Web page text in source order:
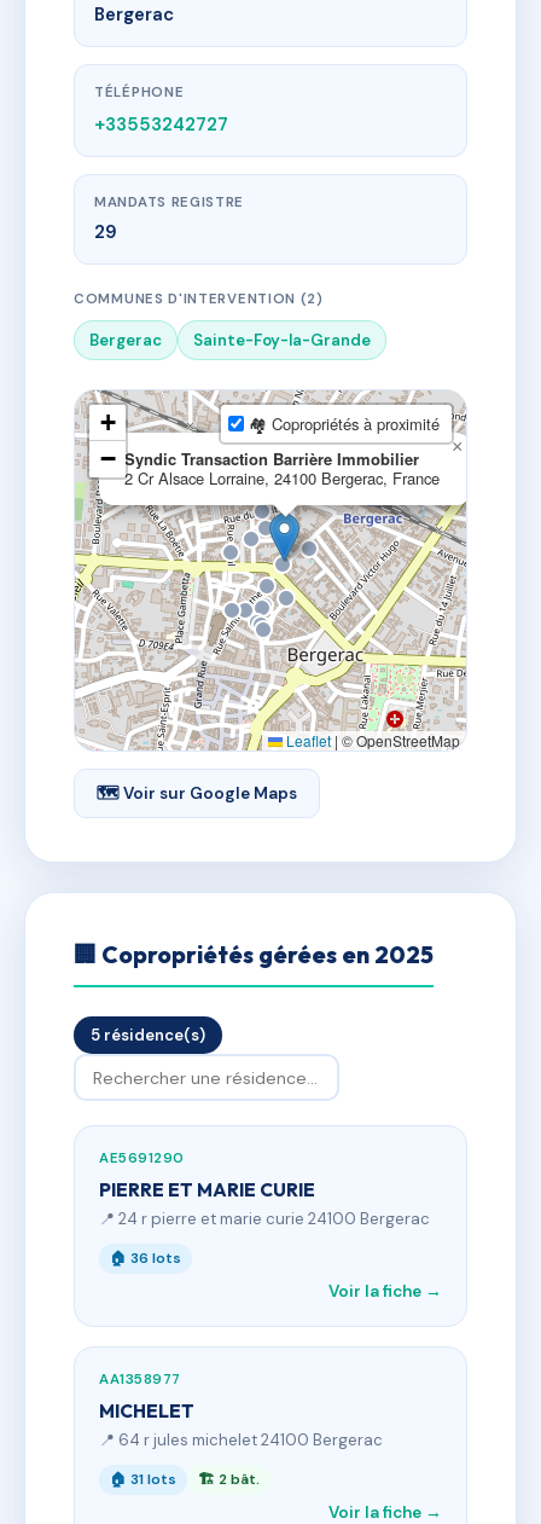
Bergerac
TÉLÉPHONE
+33553242727
MANDATS REGISTRE
29
COMMUNES D'INTERVENTION (2)
Bergerac Sainte-Foy-la-Grande
Syndic Transaction Barrière Immobilier
2 Cr Alsace Lorraine, 24100 Bergerac, France
×
+
−
🏘 Copropriétés à proximité
Leaflet | © OpenStreetMap
🗺 Voir sur Google Maps
🏢 Copropriétés gérées en 2025
5 résidence(s)
AE5691290
PIERRE ET MARIE CURIE
📍 24 r pierre et marie curie 24100 Bergerac
🏠 36 lots
Voir la fiche →
AA1358977
MICHELET
📍 64 r jules michelet 24100 Bergerac
🏠 31 lots 🏗 2 bât.
Voir la fiche →